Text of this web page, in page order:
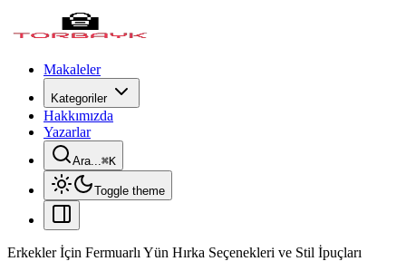
Makaleler
Kategoriler
Hakkımızda
Yazarlar
Ara...⌘K
Toggle theme
Erkekler İçin Fermuarlı Yün Hırka Seçenekleri ve Stil İpuçları